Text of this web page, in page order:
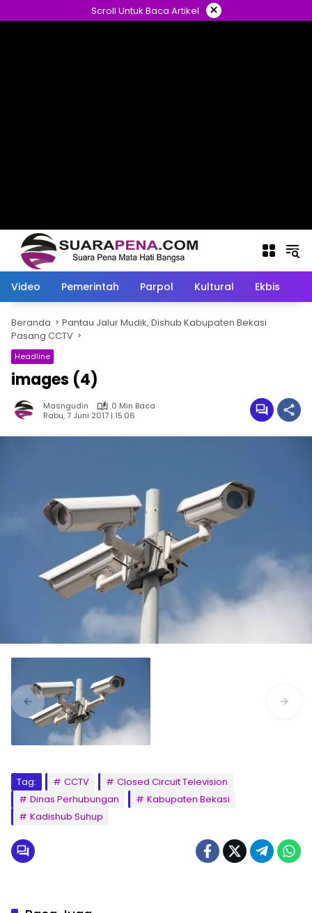
ke
Scroll Untuk Baca Artikel ×
Video Pemerintah Parpol Kultural Ekbis
Beranda
Pantau Jalur Mudik, Dishub Kabupaten Bekasi
Pasang CCTV
Headline
images (4)
Masngudin
0 Min Baca
Rabu, 7 Juni 2017 | 15:06
Tag: CCTV
Closed Circuit Television
Dinas Perhubungan
Kabupaten Bekasi
Kadishub Suhup